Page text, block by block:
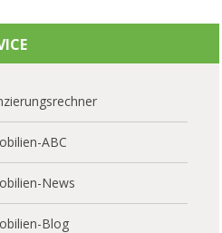
ABC
News
Blog